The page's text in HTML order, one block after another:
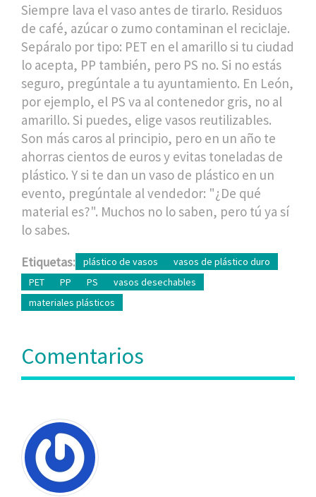
Siempre lava el vaso antes de tirarlo. Residuos
de café, azúcar o zumo contaminan el reciclaje.
Sepáralo por tipo: PET en el amarillo si tu ciudad
lo acepta, PP también, pero PS no. Si no estás
seguro, pregúntale a tu ayuntamiento. En León,
por ejemplo, el PS va al contenedor gris, no al
amarillo. Si puedes, elige vasos reutilizables.
Son más caros al principio, pero en un año te
ahorras cientos de euros y evitas toneladas de
plástico. Y si te dan un vaso de plástico en un
evento, pregúntale al vendedor: "¿De qué
material es?". Muchos no lo saben, pero tú ya sí
lo sabes.
Etiquetas: plástico de vasos
vasos de plástico duro
PET
PP PS
vasos desechables
materiales plásticos
Comentarios